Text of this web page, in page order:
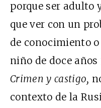
porque ser adulto
que ver con un
de conocimiento
niño de doce
Crimen y castigo,
contexto de la